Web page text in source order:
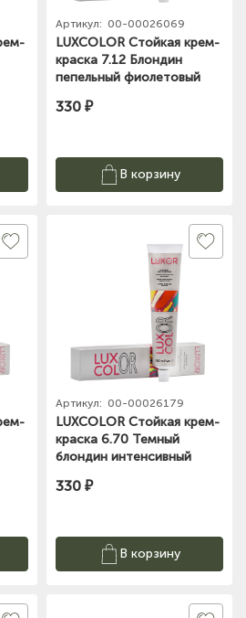
Артикул: 00-00026069
LUXCOLOR Стойкая крем-
краска 7.12 Блондин
пепельный фиолетовый
-100мл.
330 ₽
В корзину
Артикул: 00-00026179
LUXCOLOR Стойкая крем-
краска 6.70 Темный
блондин интенсивный
Professional 100мл
330 ₽
В корзину